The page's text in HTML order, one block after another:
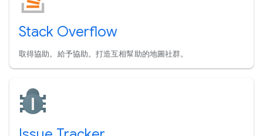
Stack Overflow
取得協助。給予協助。打造互相幫助的地圖社群。